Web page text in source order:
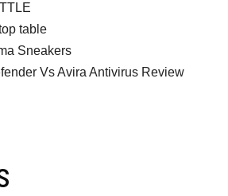
table
Sneakers
Vs Avira Antivirus Review